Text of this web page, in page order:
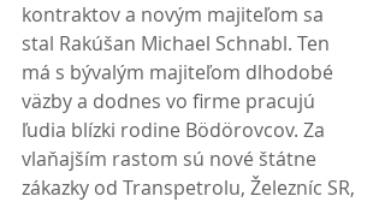
kontraktov a novým majiteľom sa
stal Rakúšan Michael Schnabl. Ten
má s bývalým majiteľom dlhodobé
väzby a dodnes vo firme pracujú
ľudia blízki rodine Bödörovcov. Za
vlaňajším rastom sú nové štátne
zákazky od Transpetrolu, Železníc SR,